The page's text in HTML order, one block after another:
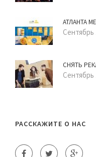
АТЛАНТА
Сентябрь
СНЯТЬ
Сентябрь
РАССКАЖИТЕ О НАС